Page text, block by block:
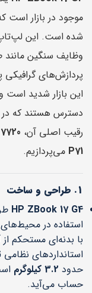
موجود در بازار است
شده است. این لپ‌تاپ
وظایف سنگین
پردازش‌های گرافیکی
این بازار شدید است
دسترس هستند که در
رقیب اصلی آن،
P71 می‌پردازیم.
1. طراحی و ساخت
HP ZBook 17 G4
استفاده در
با بدنه‌ای مستحکم از
حدود 3.2 کیلوگرم
حساب می‌آید.